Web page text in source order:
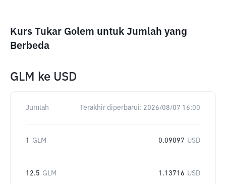
Kurs Tukar Golem untuk Jumlah yang
Berbeda
GLM ke USD
Jumlah Terakhir diperbarui: 2026/08/07 16:00
1 GLM 0.09097 USD
12.5 GLM 1.13716 USD